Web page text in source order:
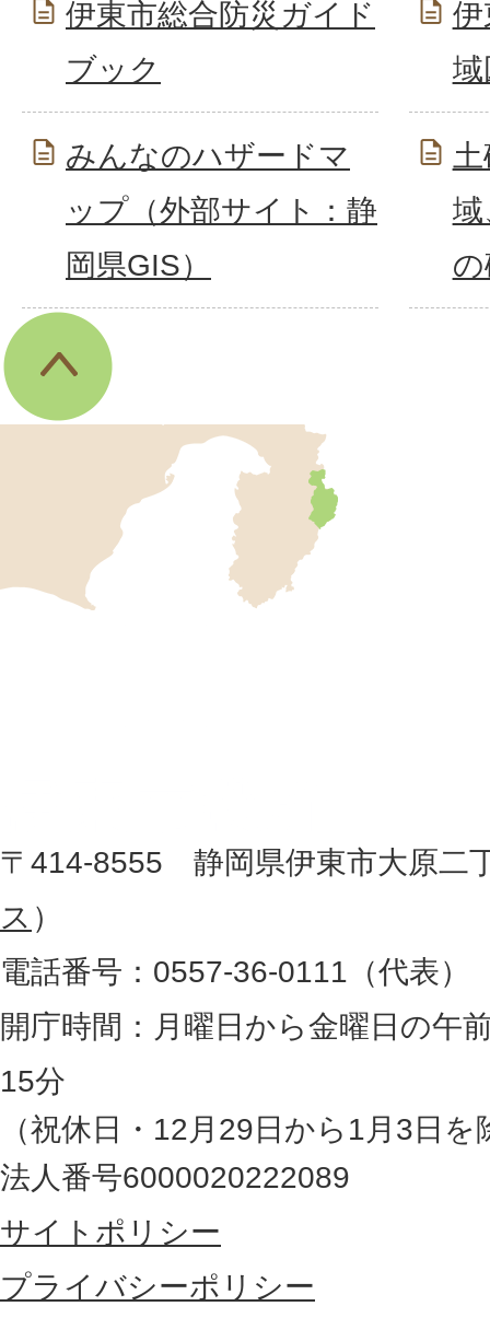
伊東市総合防災ガイド
ブック
伊
域
みんなのハザードマ
ップ（外部サイト：静
岡県GIS）
域
地
図
。
静
岡
県
の
最
東
部
に
所
〒414-8555 静岡県伊東市大原二
ス ）
電話番号：0557-36-0111（代表）
開庁時間：月曜日から金曜日の午
15分
（祝休日・12月29日から1月3日を
法人番号6000020222089
サイトポリシー
プライバシーポリシー